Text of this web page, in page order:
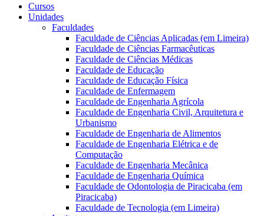
Cursos
Unidades
Faculdades
Faculdade de Ciências Aplicadas (em Limeira)
Faculdade de Ciências Farmacêuticas
Faculdade de Ciências Médicas
Faculdade de Educação
Faculdade de Educação Física
Faculdade de Enfermagem
Faculdade de Engenharia Agrícola
Faculdade de Engenharia Civil, Arquitetura e
Urbanismo
Faculdade de Engenharia de Alimentos
Faculdade de Engenharia Elétrica e de
Computação
Faculdade de Engenharia Mecânica
Faculdade de Engenharia Química
Faculdade de Odontologia de Piracicaba (em
Piracicaba)
Faculdade de Tecnologia (em Limeira)